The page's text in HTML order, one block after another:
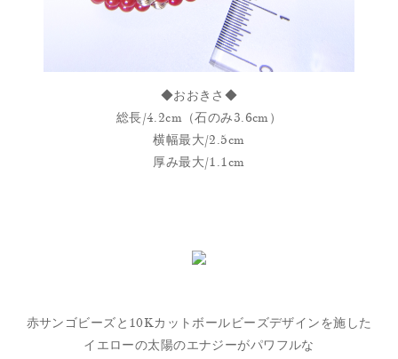
◆おおきさ◆
総長/4.2cm（石のみ3.6cm）
横幅最大/2.5cm
厚み最大/1.1cm
赤サンゴビーズと10Kカットボールビーズデザインを施した
イエローの太陽のエナジーがパワフルな